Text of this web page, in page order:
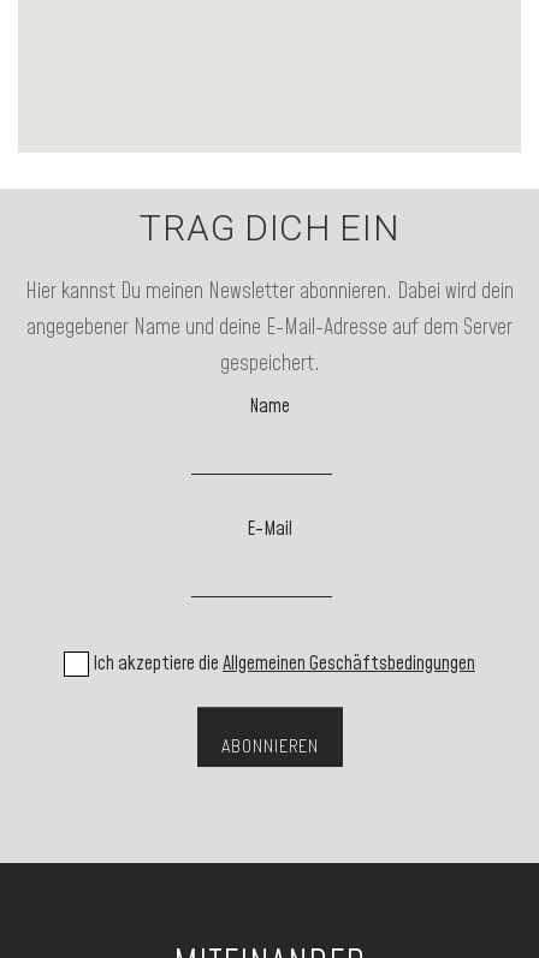
TRAG DICH EIN
Hier kannst Du meinen Newsletter abonnieren. Dabei wird dein
angegebener Name und deine E-Mail-Adresse auf dem Server
gespeichert.
Name
E-Mail
Ich akzeptiere dieAllgemeinen Geschäftsbedingungen